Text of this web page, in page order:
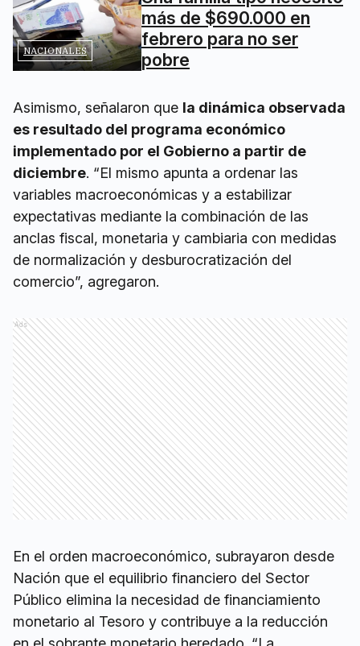
NACIONALES
más de $690.000 en
febrero para no ser
pobre
Asimismo, señalaron que la dinámica observada
es resultado del programa económico
implementado por el Gobierno a partir de
diciembre. “El mismo apunta a ordenar las
variables macroeconómicas y a estabilizar
expectativas mediante la combinación de las
anclas fiscal, monetaria y cambiaria con medidas
de normalización y desburocratización del
comercio”, agregaron.
Ads
En el orden macroeconómico, subrayaron desde
Nación que el equilibrio financiero del Sector
Público elimina la necesidad de financiamiento
monetario al Tesoro y contribuye a la reducción